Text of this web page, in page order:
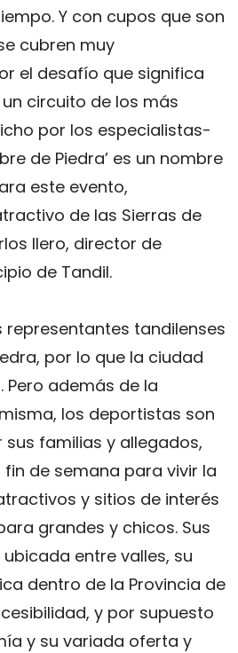
Y con cupos que son
cubren muy
el desafío que significa
circuito de los más
por los especialistas-
de Piedra’ es un nombre
este evento,
de las Sierras de
Ilero, director de
de Tandil.
representantes tandilenses
por lo que la ciudad
además de la
los deportistas son
familias y allegados,
de semana para vivir la
y sitios de interés
grandes y chicos. Sus
entre valles, su
dentro de la Provincia de
y por supuesto
y su variada oferta y